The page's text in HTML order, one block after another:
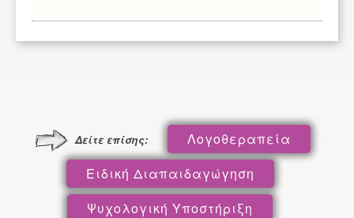
Δείτε επίσης:
Λογοθεραπεία
Ειδική Διαπαιδαγώγηση
Ψυχολογική Υποστήριξη